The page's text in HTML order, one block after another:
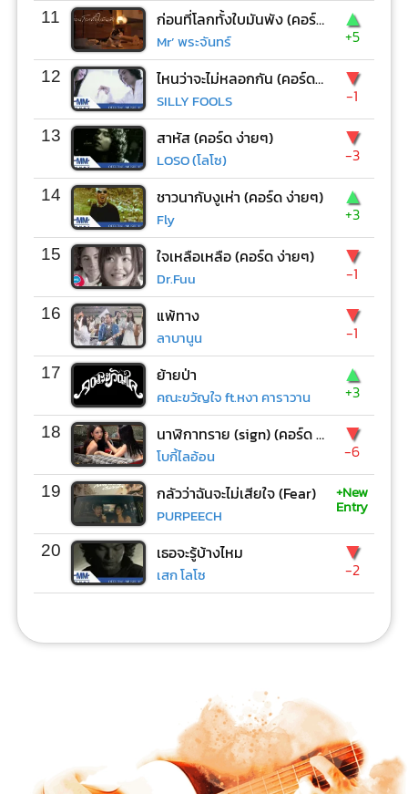
11 ก่อนที่โลกทั้งใบมันพัง (คอร์ด ง่ายๆ)
Mr’ พระจันทร์
▲
+5
12 ไหนว่าจะไม่หลอกกัน (คอร์ด ง่ายๆ)
SILLY FOOLS
▼
-1
13 สาหัส (คอร์ด ง่ายๆ)
LOSO (โลโซ)
▼
-3
14 ชาวนากับงูเห่า (คอร์ด ง่ายๆ)
Fly
▲
+3
15 ใจเหลือเหลือ (คอร์ด ง่ายๆ)
Dr.Fuu
▼
-1
16 แพ้ทาง
ลาบานูน
▼
-1
17 ย้ายป่า
คณะขวัญใจ ft.หงา คาราวาน
▲
+3
18 นาฬิกาทราย (sign) (คอร์ด ง่ายๆ)
โบกี้ไลอ้อน
▼
-6
19 กลัวว่าฉันจะไม่เสียใจ (Fear)
PURPEECH
+New
Entry
20 เธอจะรู้บ้างไหม
เสก โลโซ
▼
-2